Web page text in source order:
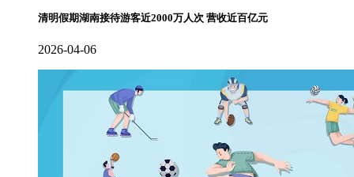
清明假期湖南接待游客近2000万人次 营收近百亿元
2026-04-06